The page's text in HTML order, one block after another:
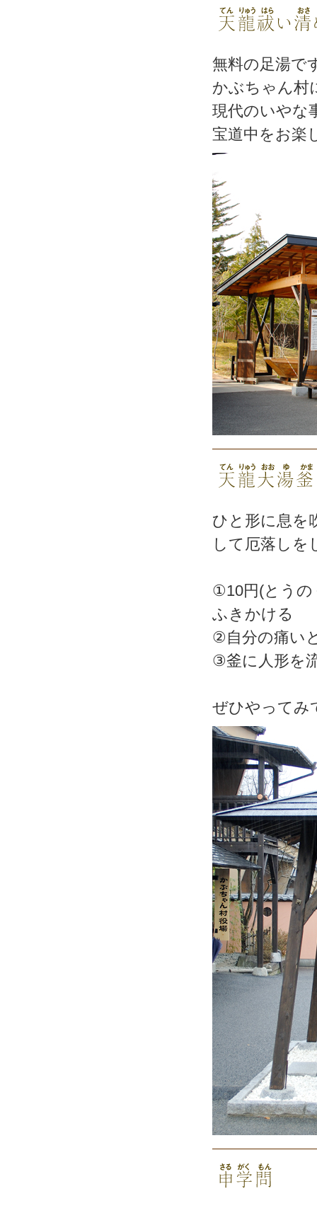
無料の足湯で
かぶちゃん村
現代のいやな
宝道中をお楽
ひと形に息を
して厄落しを
①10円(とうの
ふきかける
②自分の痛い
③釜に人形を
ぜひやってみ